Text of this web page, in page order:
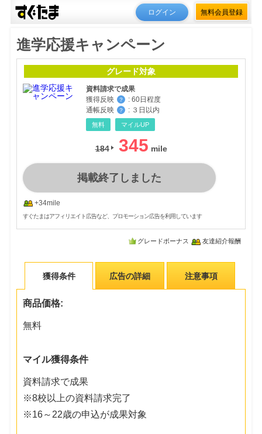
ログイン 無料会員登録
進学応援キャンペーン
グレード対象
資料請求で成果
獲得反映
？ : 60日程度
通帳反映
？ : ３日以内
無料 マイルUP
184 345
掲載終了しました
+34mile
すぐたまはアフィリエイト広告など、プロモーション広告を利用しています
グレードボーナス 友達紹介報酬
獲得条件 広告の詳細 注意事項
商品価格:
無料
マイル獲得条件
資料請求で成果
※8校以上の資料請求完了
※16～22歳の申込が成果対象